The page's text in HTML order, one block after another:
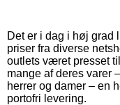
Det er i dag i høj grad
priser fra diverse
outlets været presset
mange af deres varer
herrer og damer – en
portofri levering.